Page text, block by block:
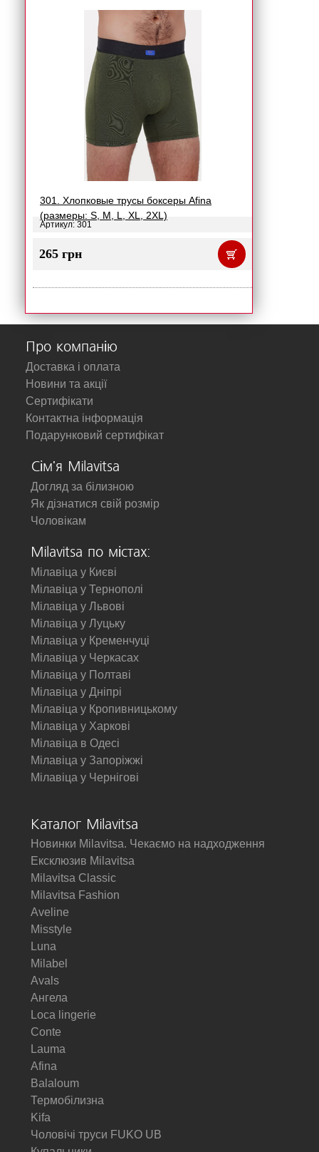
301. Хлопковые трусы боксеры Afina
(размеры: S, M, L, XL, 2XL)
Артикул: 301
265 грн
Про компанію
Доставка і оплата
Новини та акції
Сертифікати
Контактна інформація
Подарунковий сертифікат
Сім'я Milavitsa
Догляд за білизною
Як дізнатися свій розмір
Чоловікам
Milavitsa по містах:
Мілавіца у Києві
Мілавіца у Тернополі
Мілавіца у Львові
Мілавіца у Луцьку
Мілавіца у Кременчуці
Мілавіца у Черкасах
Мілавіца у Полтаві
Мілавіца у Дніпрі
Мілавіца у Кропивницькому
Мілавіца у Харкові
Мілавіца в Одесі
Мілавіца у Запоріжжі
Мілавіца у Чернігові
Каталог Milavitsa
Новинки Milavitsa. Чекаємо на надходження
Ексклюзив Milavitsa
Milavitsa Classic
Milavitsa Fashion
Aveline
Misstyle
Luna
Milabel
Avals
Ангела
Loca lingerie
Conte
Lauma
Afina
Balaloum
Термобілизна
Kifa
Чоловічі труси FUKO UB